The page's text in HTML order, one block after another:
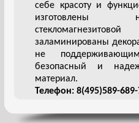
себе красоту и
заламинированы
не
безопасный и
материал.
Телефон: 8(495)589-